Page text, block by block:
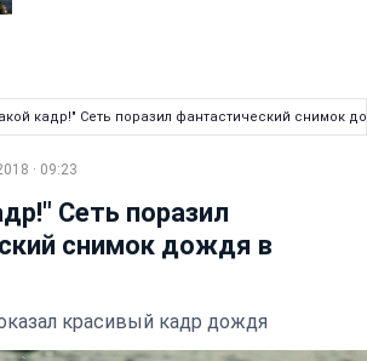
кадр!" Сеть поразил фантастический снимок
· 09:23
Сеть поразил
снимок дождя в
красивый кадр дождя